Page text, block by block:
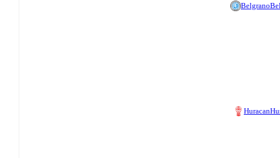
Belgrano
Huracan